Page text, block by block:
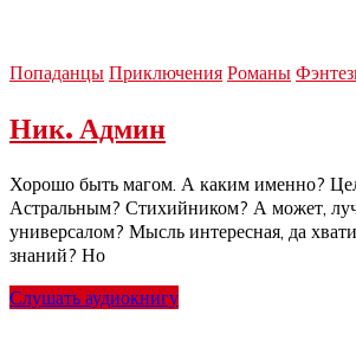
Попаданцы Приключения Романы
Ник. Админ
Хорошо быть магом. А каким именно?
Астральным? Стихийником? А может,
универсалом? Мысль интересная, да
знаний? Но
Слушать аудиокнигу